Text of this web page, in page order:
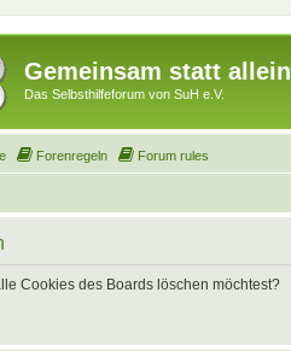
Gemeinsam statt allein
Das Selbsthilfeforum von SuH e.V.
Forenregeln Forum rules
Cookies des Boards löschen möchtest?